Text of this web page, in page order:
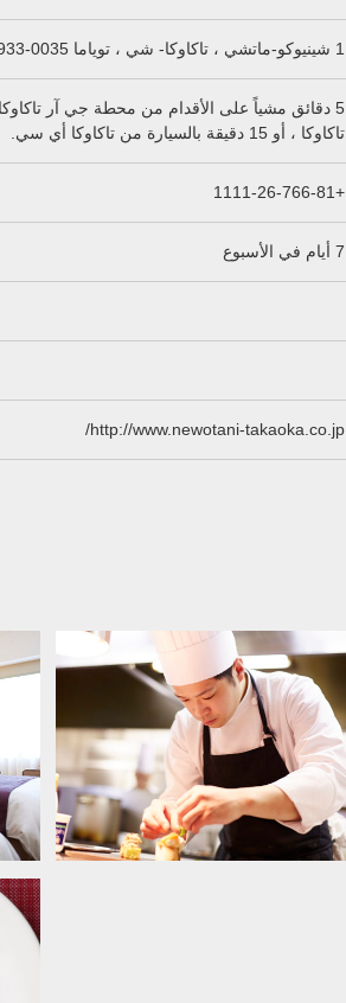
1 شينيوكو-ماتشي ، تاكاوكا- شي ، توياما 0035-933 .
تاكاوكا ، أو 15 دقيقة بالسيارة من تاكاوكا أي سي.
+1111-26-766-81
7 أيام في الأسبوع
http://www.newotani-takaoka.co.jp/